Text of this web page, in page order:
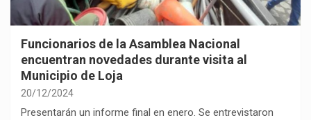
Funcionarios de la Asamblea Nacional
encuentran novedades durante visita al
Municipio de Loja
20/12/2024
Presentarán un informe final en enero. Se entrevistaron